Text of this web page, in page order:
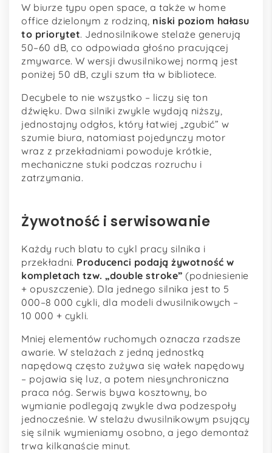
W biurze typu open space, a także w home
office dzielonym z rodziną, niski poziom hałasu
to priorytet. Jednosilnikowe stelaże generują
50–60 dB, co odpowiada głośno pracującej
zmywarce. W wersji dwusilnikowej normą jest
poniżej 50 dB, czyli szum tła w bibliotece.
Decybele to nie wszystko – liczy się ton
dźwięku. Dwa silniki zwykle wydają niższy,
jednostajny odgłos, który łatwiej „zgubić” w
szumie biura, natomiast pojedynczy motor
wraz z przekładniami powoduje krótkie,
mechaniczne stuki podczas rozruchu i
zatrzymania.
Żywotność i serwisowanie
Każdy ruch blatu to cykl pracy silnika i
przekładni. Producenci podają żywotność w
kompletach tzw. „double stroke” (podniesienie
+ opuszczenie). Dla jednego silnika jest to 5
000–8 000 cykli, dla modeli dwusilnikowych –
10 000 + cykli.
Mniej elementów ruchomych oznacza rzadsze
awarie. W stelażach z jedną jednostką
napędową często zużywa się wałek napędowy
– pojawia się luz, a potem niesynchroniczna
praca nóg. Serwis bywa kosztowny, bo
wymianie podlegają zwykle dwa podzespoły
jednocześnie. W stelażu dwusilnikowym psujący
się silnik wymieniamy osobno, a jego demontaż
trwa kilkanaście minut.